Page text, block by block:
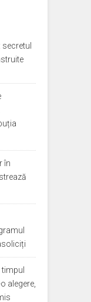
în
alegere,